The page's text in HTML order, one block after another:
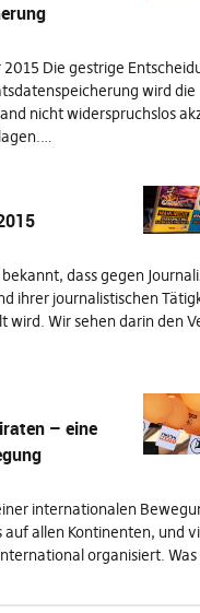
Die gestrige
wird die
nicht widerspruchslos
dass gegen
ihrer journalistischen
wird. Wir sehen darin den
– eine
internationalen
allen Kontinenten, und
organisiert.